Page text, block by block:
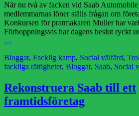
När nu två av facken vid Saab
medlemmarnas löner ställs frågan om
Konkursen för pratmakaren Muller har
Förhoppningsvis har dagens beslut ryckt
…
Kategorier
Bloggat, Facklig kamp, Social välfärd,
fackliga rättigheter, Bloggat, Saab, Social
Rekonstruera Saab till ett
framtidsföretag